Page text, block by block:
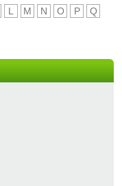
L M N O P
Q